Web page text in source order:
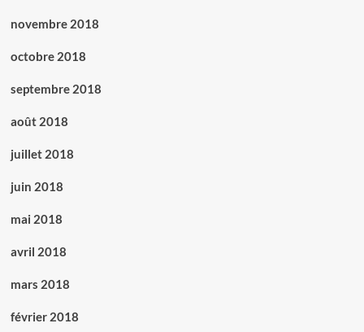
novembre 2018
octobre 2018
septembre 2018
août 2018
juillet 2018
juin 2018
mai 2018
avril 2018
mars 2018
février 2018